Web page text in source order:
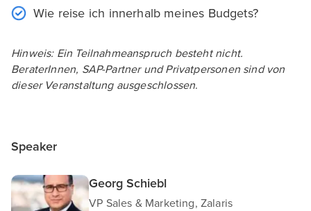
Wie reise ich innerhalb meines Budgets?
Hinweis: Ein Teilnahmeanspruch besteht nicht.
BeraterInnen, SAP-Partner und Privatpersonen sind von
dieser Veranstaltung ausgeschlossen.
Speaker
Georg Schiebl
VP Sales & Marketing, Zalaris